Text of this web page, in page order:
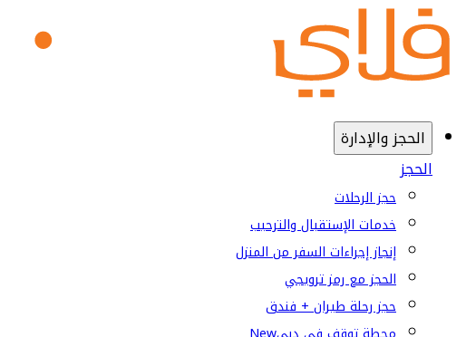
الحجز والإدارة
الحجز
حجز الرحلات
خدمات الإستقبال والترحيب
إنجاز إجراءات السفر من المنزل
الحجز مع رمز ترويجي
حجز رحلة طيران + فندق